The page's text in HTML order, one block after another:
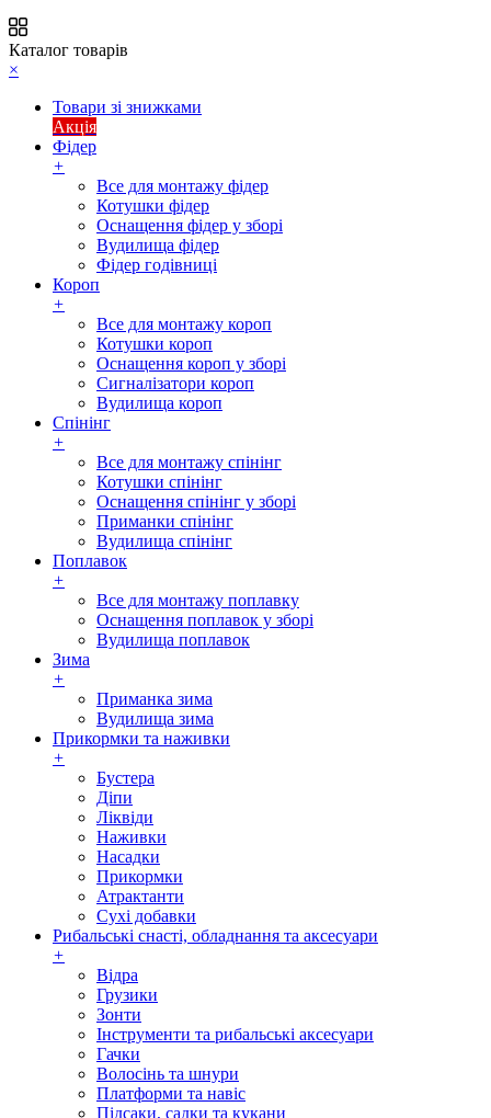
Каталог товарів
×
Товари зі знижками
Акція
Фідер
+
Все для монтажу фідер
Котушки фідер
Оснащення фідер у зборі
Вудилища фідер
Фідер годівниці
Короп
+
Все для монтажу короп
Котушки короп
Оснащення короп у зборі
Сигналізатори короп
Вудилища короп
Спінінг
+
Все для монтажу спінінг
Котушки спінінг
Оснащення спінінг у зборі
Приманки спінінг
Вудилища спінінг
Поплавок
+
Все для монтажу поплавку
Оснащення поплавок у зборі
Вудилища поплавок
Зима
+
Приманка зима
Вудилища зима
Прикормки та наживки
+
Бустера
Діпи
Ліквіди
Наживки
Насадки
Прикормки
Атрактанти
Сухі добавки
Рибальські снасті, обладнання та аксесуари
+
Відра
Грузики
Зонти
Інструменти та рибальські аксесуари
Гачки
Волосінь та шнури
Платформи та навіс
Підсаки, садки та кукани